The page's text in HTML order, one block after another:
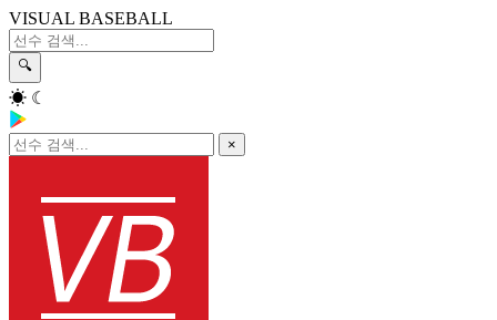
VISUAL BASEBALL
🔍
☀ ☾
×